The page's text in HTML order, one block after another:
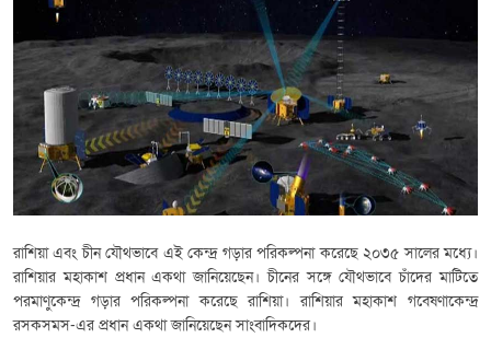
রাশিয়া এবং চীন যৌথভাবে এই কেন্দ্র গড়ার পরিকল্পনা করেছে ২০৩৫ সালের মধ্যে।
রাশিয়ার মহাকাশ প্রধান একথা জানিয়েছেন। চীনের সঙ্গে যৌথভাবে চাঁদের মাটিতে
পরমাণুকেন্দ্র গড়ার পরিকল্পনা করেছে রাশিয়া। রাশিয়ার মহাকাশ গবেষণাকেন্দ্র
রসকসমস-এর প্রধান একথা জানিয়েছেন সাংবাদিকদের।